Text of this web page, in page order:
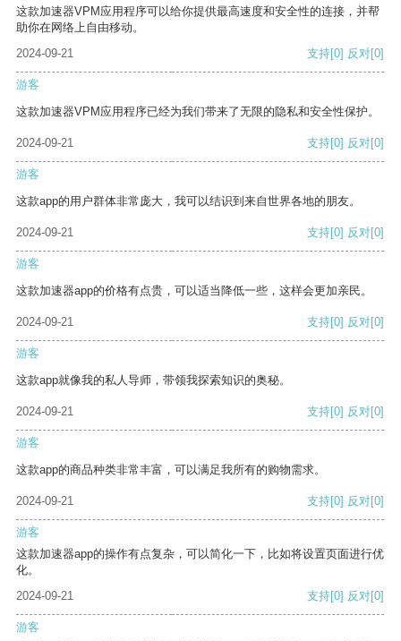
这款加速器VPM应用程序可以给你提供最高速度和安全性的连接，并帮
助你在网络上自由移动。
2024-09-21
支持[0] 反对[0]
游客
这款加速器VPM应用程序已经为我们带来了无限的隐私和安全性保护。
2024-09-21 支持[0] 反对[0]
游客
这款app的用户群体非常庞大，我可以结识到来自世界各地的朋友。
2024-09-21 支持[0] 反对[0]
游客
这款加速器app的价格有点贵，可以适当降低一些，这样会更加亲民。
2024-09-21 支持[0] 反对[0]
游客
这款app就像我的私人导师，带领我探索知识的奥秘。
2024-09-21 支持[0] 反对[0]
游客
这款app的商品种类非常丰富，可以满足我所有的购物需求。
2024-09-21 支持[0] 反对[0]
游客
这款加速器app的操作有点复杂，可以简化一下，比如将设置页面进行优
化。
2024-09-21
支持[0] 反对[0]
游客